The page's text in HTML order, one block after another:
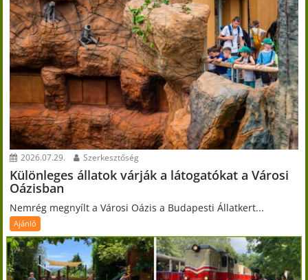
2026.07.29. Szerkesztőség
Különleges állatok várják a látogatókat a Városi
Oázisban
Nemrég megnyílt a Városi Oázis a Budapesti Állatkert...
Ajánló